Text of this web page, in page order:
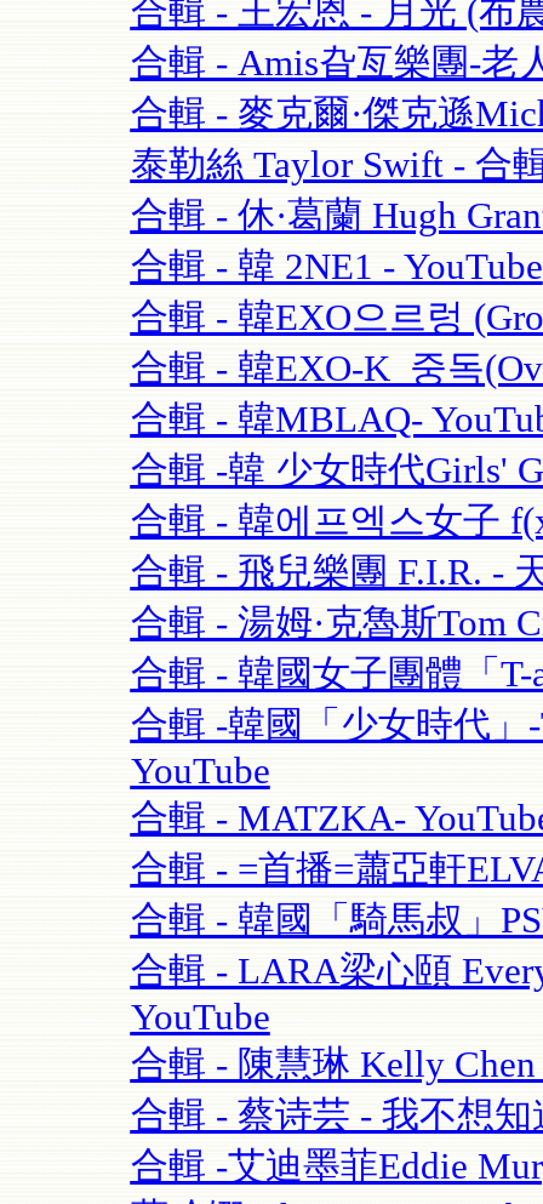
合輯 - 王宏恩 - 月光 (布
合輯 - Amis旮亙樂團-老
合輯 - 麥克爾·傑克遜
泰勒絲 Taylor Swift - 合
合輯 - 休·葛蘭 Hugh
合輯 - 韓 2NE1 - YouTube
合輯 - 韓EXO으르렁
合輯 - 韓EXO-K_중독
合輯 - 韓MBLAQ-
合輯 -韓 少女時代Girls'
合輯 - 韓에프엑스女子
合輯 - 飛兒樂團 F.I.R. -
合輯 - 湯姆·克魯斯Tom
合輯 - 韓國女子團體「T-
合輯 -韓國「少女時代」
YouTube
合輯 - MATZKA-
合輯 - =首播=蕭亞軒
合輯 - 韓國「騎馬叔」
合輯 - LARA梁心頤
YouTube
合輯 - 陳慧琳 Kelly
合輯 - 蔡诗芸 - 我不想知
合輯 -艾迪墨菲Eddie